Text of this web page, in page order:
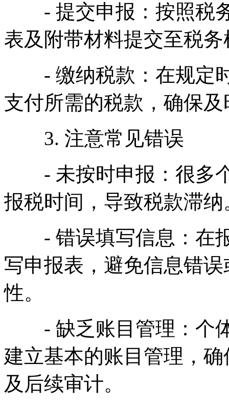
- 提交申报：按照税务
表及附带材料提交至税务
- 缴纳税款：在规定时
支付所需的税款，确保
3. 注意常见错误
- 未按时申报：很多个
报税时间，导致税款滞纳
- 错误填写信息：在报
写申报表，避免信息错
性。
- 缺乏账目管理：个体
建立基本的账目管理，
及后续审计。